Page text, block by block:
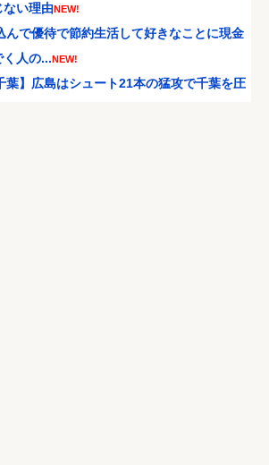
ない理由NEW!
んで優待で節約生活して好きなことに現金
人の...NEW!
葉】広島はシュート21本の猛攻で千葉を圧